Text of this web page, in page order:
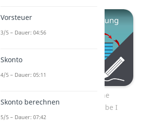
Zum Video: Kalkulatorische
Abschreibung Übungsaufgabe I
Vorsteuer
3/5 – Dauer: 04:56
Skonto
4/5 – Dauer: 05:11
Skonto berechnen
5/5 – Dauer: 07:42